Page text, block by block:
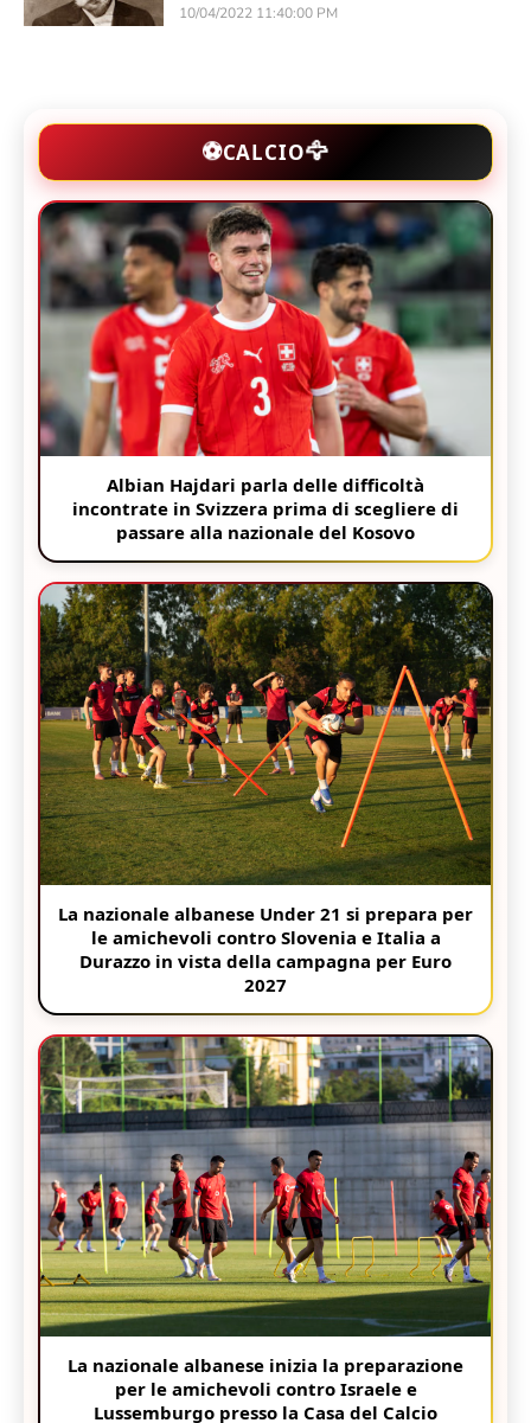
10/04/2022 11:40:00 PM
⚽CALCIO🦅
Albian Hajdari parla delle difficoltà
incontrate in Svizzera prima di scegliere di
passare alla nazionale del Kosovo
La nazionale albanese Under 21 si prepara per
le amichevoli contro Slovenia e Italia a
Durazzo in vista della campagna per Euro
2027
La nazionale albanese inizia la preparazione
per le amichevoli contro Israele e
Lussemburgo presso la Casa del Calcio